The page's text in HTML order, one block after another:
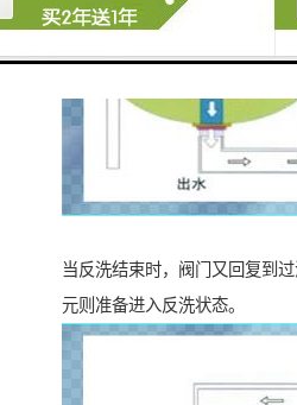
当反洗结束时，阀门又回复到
元则准备进入反洗状态。